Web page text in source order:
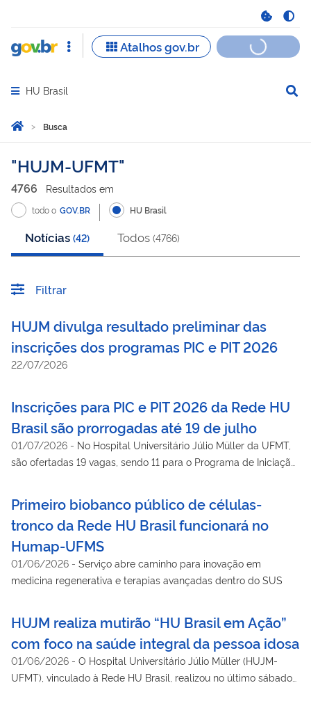
Abrir menu principal de navegação
HU Brasil
Você está aqui:
Página Inicial
Busca
Busca
HUJM-UFMT
4766 Resultados em
todo o GOV.BR HU Brasil
Notícias (42) Todos (4766)
Filtrar
HUJM divulga resultado preliminar das
inscrições dos programas PIC e PIT 2026
22/07/2026
Inscrições para PIC e PIT 2026 da Rede HU
Brasil são prorrogadas até 19 de julho
01/07/2026 - No Hospital Universitário Júlio Müller da UFMT,
são ofertadas 19 vagas, sendo 11 para o Programa de Iniciação
Primeiro biobanco público de células-
tronco da Rede HU Brasil funcionará no
Humap-UFMS
01/06/2026 - Serviço abre caminho para inovação em
medicina regenerativa e terapias avançadas dentro do SUS
HUJM realiza mutirão “HU Brasil em Ação”
com foco na saúde integral da pessoa idosa
01/06/2026 - O Hospital Universitário Júlio Müller (HUJM-
UFMT), vinculado à Rede HU Brasil, realizou no último sábado